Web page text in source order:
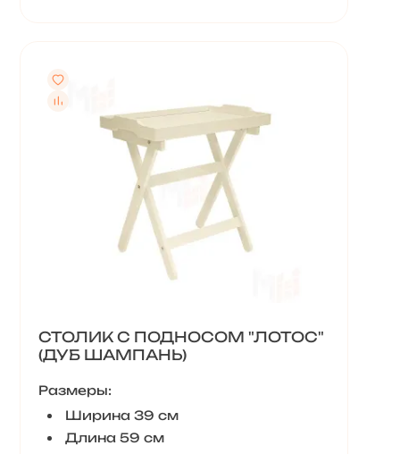
СТОЛИК С ПОДНОСОМ "ЛОТОС"
(ДУБ ШАМПАНЬ)
Размеры:
Ширина 39 см
Длина 59 см